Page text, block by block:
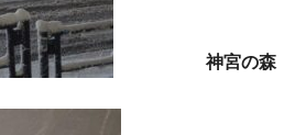
神宮の森